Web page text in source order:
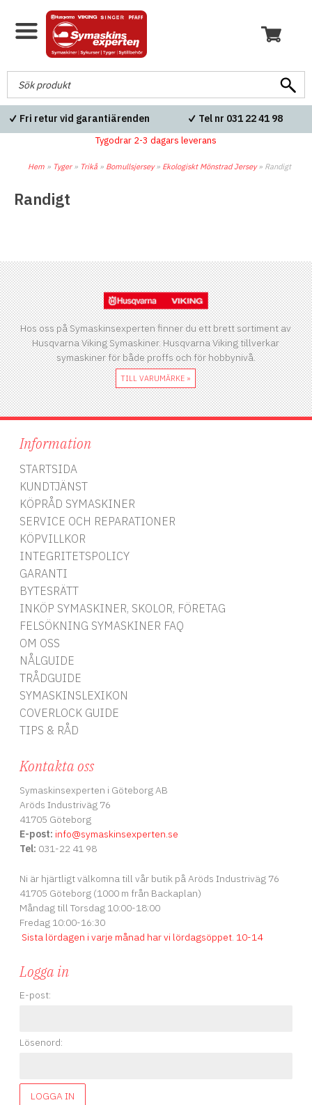
Fri retur vid garantiärenden Tel nr 031 22 41 98
Tygodrar 2-3 dagars leverans
Hem » Tyger» Trikå » Bomullsjersey» Ekologiskt Mönstrad Jersey» Randigt
Randigt
Hos oss på Symaskinsexperten finner du ett brett sortiment av
Husqvarna Viking Symaskiner. Husqvarna Viking tillverkar
symaskiner för både proffs och för hobbynivå.
TILL VARUMÄRKE »
Information
STARTSIDA
KUNDTJÄNST
KÖPRÅD SYMASKINER
SERVICE OCH REPARATIONER
KÖPVILLKOR
INTEGRITETSPOLICY
GARANTI
BYTESRÄTT
INKÖP SYMASKINER, SKOLOR, FÖRETAG
FELSÖKNING SYMASKINER FAQ
OM OSS
NÅLGUIDE
TRÅDGUIDE
SYMASKINSLEXIKON
COVERLOCK GUIDE
TIPS & RÅD
Kontakta oss
Symaskinsexperten i Göteborg AB
Aröds Industriväg 76
41705 Göteborg
E-post: info@symaskinsexperten.se
Tel: 031-22 41 98
Ni är hjärtligt välkomna till vår butik på Aröds Industriväg 76
41705 Göteborg (1000 m från Backaplan)
Måndag till Torsdag 10:00-18:00
Fredag 10:00-16:30
Sista lördagen i varje månad har vi lördagsöppet. 10-14
Logga in
E-post:
Lösenord:
LOGGA IN